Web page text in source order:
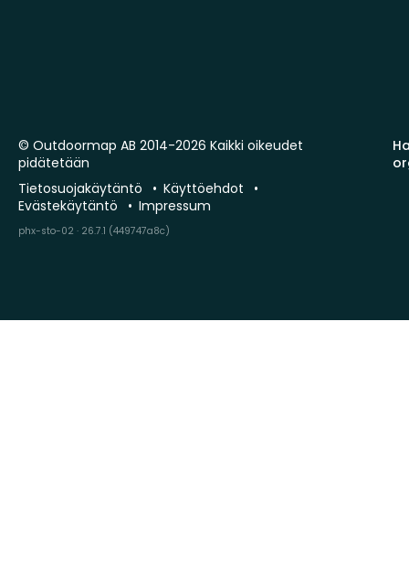
© Outdoormap AB 2014-2026 Kaikki oikeudet
pidätetään
Tietosuojakäytäntö
Käyttöehdot
Evästekäytäntö
Impressum
phx-sto-02 · 26.7.1 (449747a8c)